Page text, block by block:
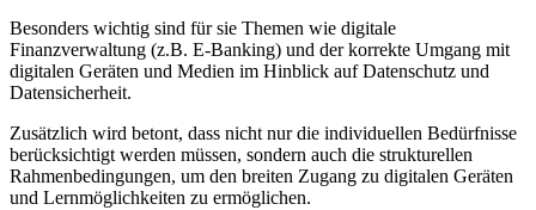
Besonders wichtig sind für sie Themen wie digitale
Finanzverwaltung (z.B. E-Banking) und der korrekte Umgang mit
digitalen Geräten und Medien im Hinblick auf Datenschutz und
Datensicherheit.
Zusätzlich wird betont, dass nicht nur die individuellen Bedürfnisse
berücksichtigt werden müssen, sondern auch die strukturellen
Rahmenbedingungen, um den breiten Zugang zu digitalen Geräten
und Lernmöglichkeiten zu ermöglichen.